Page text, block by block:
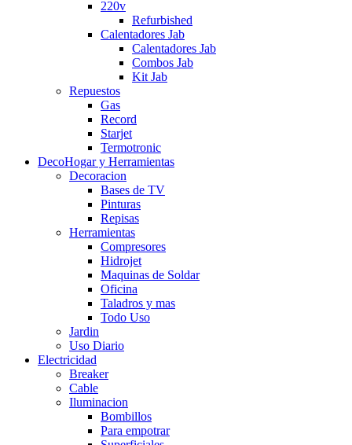
220v
Refurbished
Calentadores Jab
Calentadores Jab
Combos Jab
Kit Jab
Repuestos
Gas
Record
Starjet
Termotronic
DecoHogar y Herramientas
Decoracion
Bases de TV
Pinturas
Repisas
Herramientas
Compresores
Hidrojet
Maquinas de Soldar
Oficina
Taladros y mas
Todo Uso
Jardin
Uso Diario
Electricidad
Breaker
Cable
Iluminacion
Bombillos
Para empotrar